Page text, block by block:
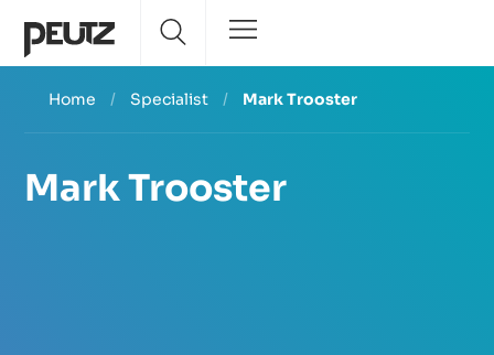
Home / Specialist / Mark Trooster
Mark Trooster